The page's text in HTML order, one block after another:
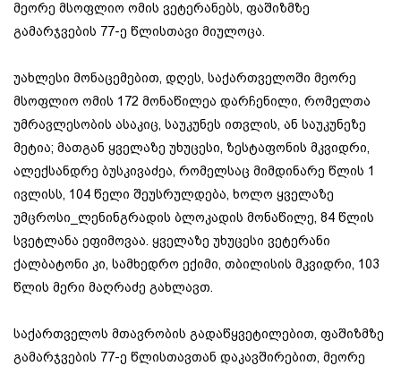
მეორე მსოფლიო ომის ვეტერანებს, ფაშიზმზე
გამარჯვების 77-ე წლისთავი მიულოცა.
უახლესი მონაცემებით, დღეს, საქართველოში მეორე
მსოფლიო ომის 172 მონაწილეა დარჩენილი, რომელთა
უმრავლესობის ასაკიც, საუკუნეს ითვლის, ან საუკუნეზე
მეტია; მათგან ყველაზე უხუცესი, ზესტაფონის მკვიდრი,
ალექსანდრე ბუსკივაძეა, რომელსაც მიმდინარე წლის 1
ივლისს, 104 წელი შეუსრულდება, ხოლო ყველაზე
უმცროსი_ლენინგრადის ბლოკადის მონაწილე, 84 წლის
სვეტლანა ეფიმოვაა. ყველაზე უხუცესი ვეტერანი
ქალბატონი კი, სამხედრო ექიმი, თბილისის მკვიდრი, 103
წლის მერი მაღრაძე გახლავთ.
საქართველოს მთავრობის გადაწყვეტილებით, ფაშიზმზე
გამარჯვების 77-ე წლისთავთან დაკავშირებით, მეორე